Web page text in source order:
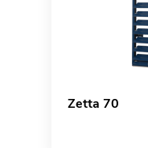
Zetta 70